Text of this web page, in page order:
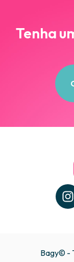
Tenha
Bagy© -